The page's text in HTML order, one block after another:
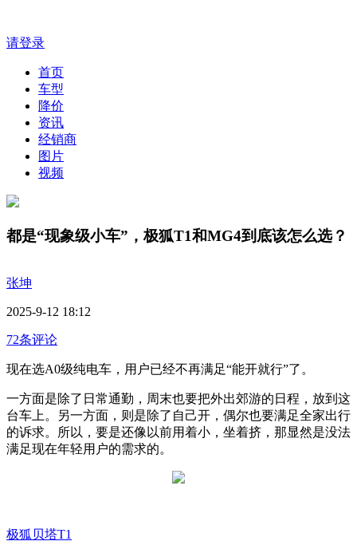
请登录
首页
车型
降价
资讯
经销商
图片
视频
都是“现象级小车”，极狐T1和MG4到底该怎么选？
张坤
2025-9-12 18:12
72条评论
现在选A0级纯电车，用户已经不再满足“能开就行”了。
一方面是除了日常通勤，周末也要把外出郊游的日程，放到这
台车上。另一方面，则是除了自己开，偶尔也要满足全家出行
的诉求。所以，要是还像以前用着小，坐着挤，那显然是没法
满足现在年轻用户的需求的。
极狐贝塔T1